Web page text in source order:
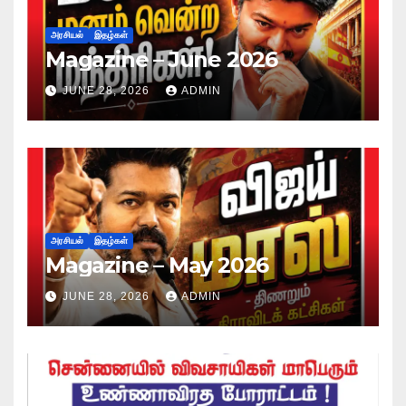
அரசியல் இதழ்கள்
Magazine – June 2026
JUNE 28, 2026 ADMIN
அரசியல் இதழ்கள்
Magazine – May 2026
JUNE 28, 2026 ADMIN